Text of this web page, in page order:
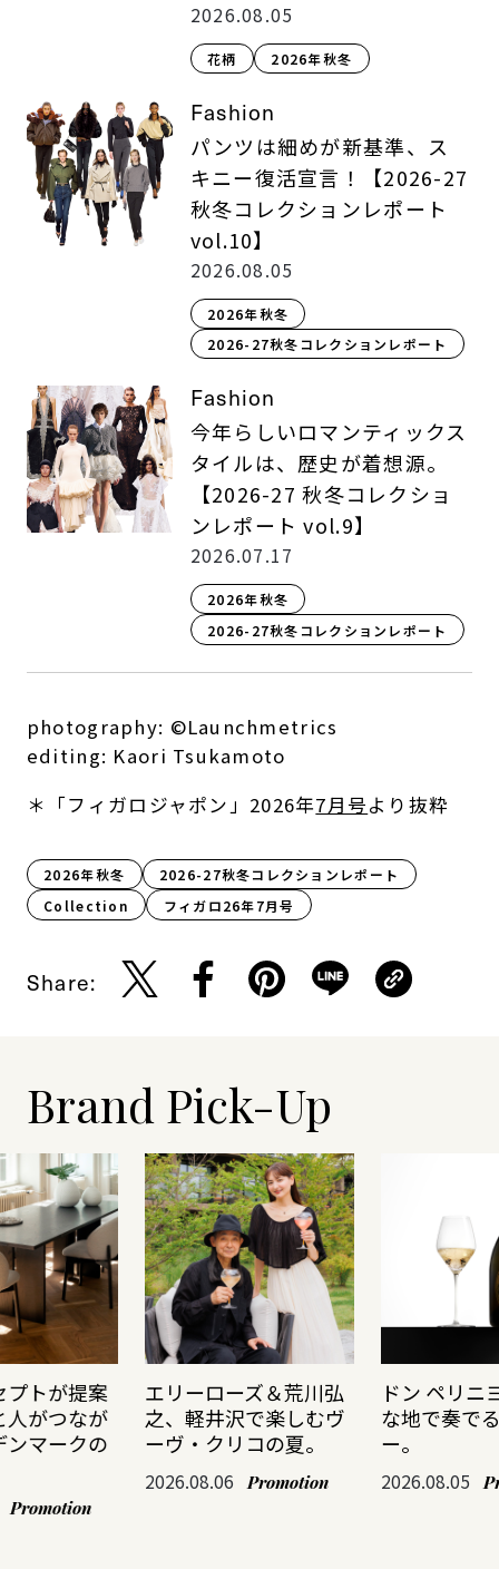
2026.08.05
花柄 2026年秋冬
Fashion
パンツは細めが新基準、ス
キニー復活宣言！【2026-27
秋冬コレクションレポート
vol.10】
2026.08.05
2026年秋冬
2026-27秋冬コレクションレポート
Fashion
今年らしいロマンティックス
タイルは、歴史が着想源。
【2026-27 秋冬コレクショ
ンレポート vol.9】
2026.07.17
2026年秋冬
2026-27秋冬コレクションレポート
photography: ©Launchmetrics
editing: Kaori Tsukamoto
＊「フィガロジャポン」2026年7月号より抜粋
2026年秋冬
2026-27秋冬コレクションレポート
Collection
フィガロ26年7月号
Share:
Brand Pick-Up
プトが提案
人がつなが
ンマークの
Promotion
エリーローズ＆荒川弘
之、軽井沢で楽しむヴ
ーヴ・クリコの夏。
2026.08.06 Promotion
ドン ペリニ
な地で奏で
ー。
2026.08.05